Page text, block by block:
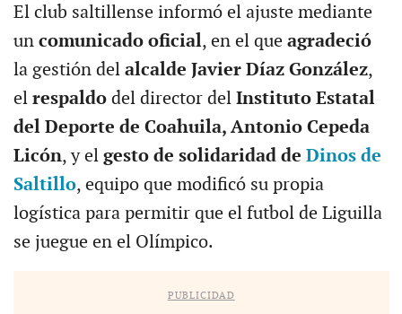
El club saltillense informó el ajuste mediante
un comunicado oficial, en el que agradeció
la gestión del alcalde Javier Díaz González,
el respaldo del director del Instituto Estatal
del Deporte de Coahuila, Antonio Cepeda
Licón, y el gesto de solidaridad de Dinos de
Saltillo, equipo que modificó su propia
logística para permitir que el futbol de Liguilla
se juegue en el Olímpico.
PUBLICIDAD